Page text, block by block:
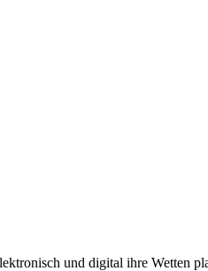
und digital ihre Wetten